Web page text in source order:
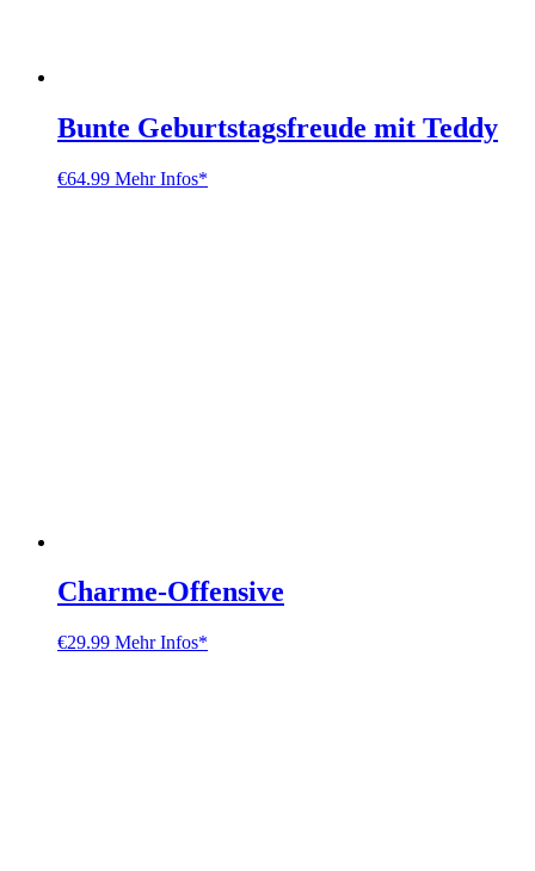
Bunte Geburtstagsfreude mit Teddy
€64.99 Mehr Infos*
Charme-Offensive
€29.99 Mehr Infos*